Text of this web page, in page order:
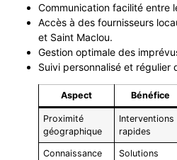
Communication facilité entre
Accès à des fournisseurs
et Saint Maclou.
Gestion optimale des
Suivi personnalisé et régulier
Aspect Bénéfice
Proximité
géographique
Interventions
rapides
Connaissance
Solutions